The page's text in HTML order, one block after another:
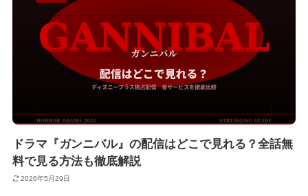
ドラマ『ガンニバル』の配信はどこで見れる？全話無
料で見る方法も徹底解説
2026年5月29日